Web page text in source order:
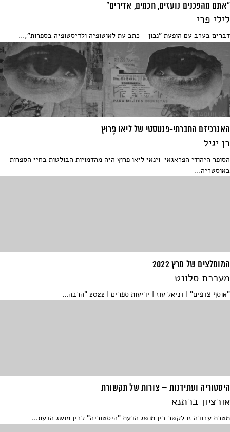
"אתם מהפכנים נועזים, חכמים, אדירים"
לילי פרי
דברים בערב עם הופעת "נכון – כתב עת לאוטופיה ולדיסטופיה בספרות",...
האנרכיזם החברתי-פנטסטי של ליאו פֶּרוּץ
רן יגיל
הסופר היהודי הפראגאי-וינאי ליאו פרוץ היה מהדמויות הבולטות בחיי הספרות
באוסטריה...
המומלצים של מרץ 2022
מערכת סלונט
"אוסף צדפים" | דניאל עוז | ידיעות ספרים | 2022 "הרבה...
היסטוריה ועתידנות – צורות של תקשורת
אורציון ברתנא
מטרת עבודה זו לקשר בין מושג הדעת "היסטוריה" לבין מושג הדעת...